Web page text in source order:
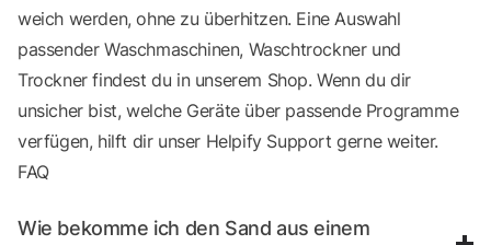
weich werden, ohne zu überhitzen. Eine Auswahl
passender Waschmaschinen, Waschtrockner und
Trocknerfindest du in unserem Shop. Wenn du dir
unsicher bist, welche Geräte über passende Programme
verfügen, hilft dir unser Helpify Support gerne weiter.
FAQ
Wie bekomme ich den Sand aus einem